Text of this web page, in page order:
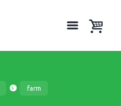
farm